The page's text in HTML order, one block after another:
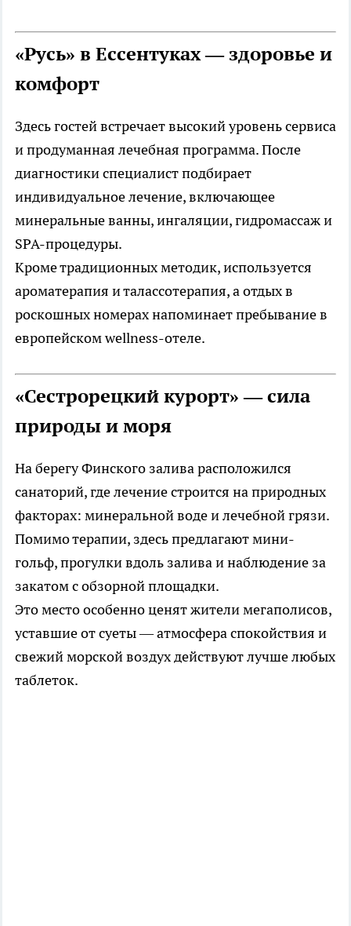
«Русь» в Ессентуках — здоровье и
комфорт
Здесь гостей встречает высокий уровень сервиса
и продуманная лечебная программа. После
диагностики специалист подбирает
индивидуальное лечение, включающее
минеральные ванны, ингаляции, гидромассаж и
SPA-процедуры.
Кроме традиционных методик, используется
ароматерапия и талассотерапия, а отдых в
роскошных номерах напоминает пребывание в
европейском wellness-отеле.
«Сестрорецкий курорт» — сила
природы и моря
На берегу Финского залива расположился
санаторий, где лечение строится на природных
факторах: минеральной воде и лечебной грязи.
Помимо терапии, здесь предлагают мини-
гольф, прогулки вдоль залива и наблюдение за
закатом с обзорной площадки.
Это место особенно ценят жители мегаполисов,
уставшие от суеты — атмосфера спокойствия и
свежий морской воздух действуют лучше любых
таблеток.